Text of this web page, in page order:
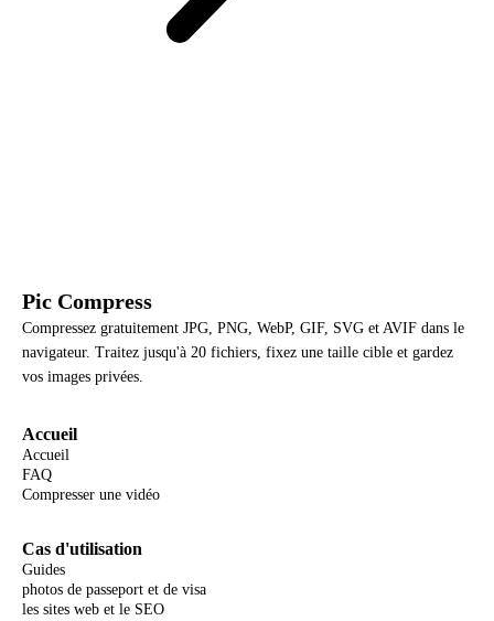
Pic Compress
Compressez gratuitement JPG, PNG, WebP, GIF, SVG et AVIF dans le
navigateur. Traitez jusqu'à 20 fichiers, fixez une taille cible et gardez
vos images privées.
Accueil
Accueil
FAQ
Compresser une vidéo
Cas d'utilisation
Guides
photos de passeport et de visa
les sites web et le SEO